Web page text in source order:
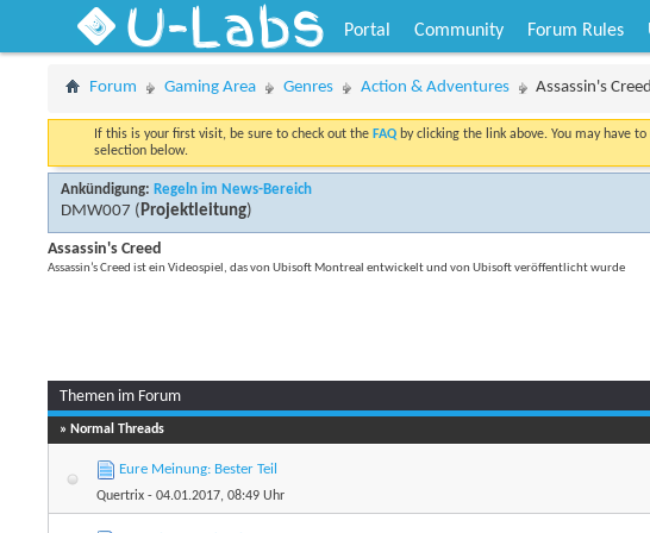
U-Labs Portal Community Forum Rules
Forum Gaming Area Genres Action & Adventures Assassin's Creed
If this is your first visit, be sure to check out the FAQ by clicking the link above. You may have to
selection below.
Ankündigung: Regeln im News-Bereich
DMW007 (Projektleitung)
Assassin's Creed
Assassin’s Creed ist ein Videospiel, das von Ubisoft Montreal entwickelt und von Ubisoft veröffentlicht wurde
Themen im Forum
» Normal Threads
Eure Meinung: Bester Teil
Quertrix - 04.01.2017, 08:49 Uhr